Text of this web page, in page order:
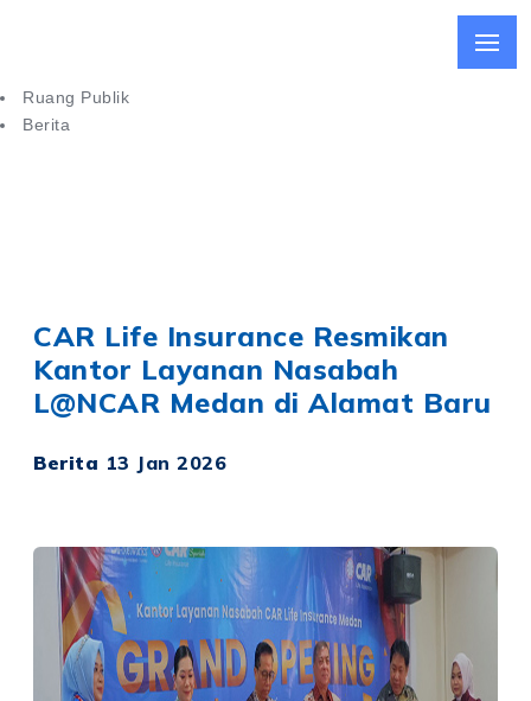
Ruang Publik
Berita
CAR Life Insurance Resmikan
Kantor Layanan Nasabah
L@NCAR Medan di Alamat Baru
Berita 13 Jan 2026